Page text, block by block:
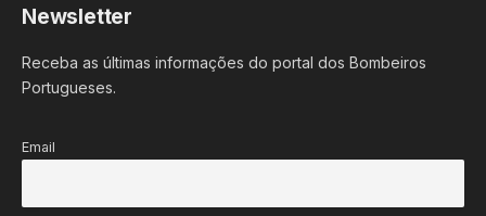
Newsletter
Receba as últimas informações do portal dos Bombeiros
Portugueses.
Email